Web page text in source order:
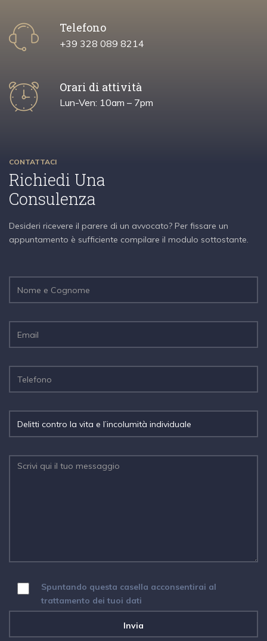
Telefono
+39 328 089 8214
Orari di attività
Lun-Ven: 10am – 7pm
CONTATTACI
Richiedi Una
Consulenza
Desideri ricevere il parere di un avvocato? Per fissare un
appuntamento è sufficiente compilare il modulo sottostante.
Spuntando questa casella acconsentirai al
trattamento dei tuoi dati